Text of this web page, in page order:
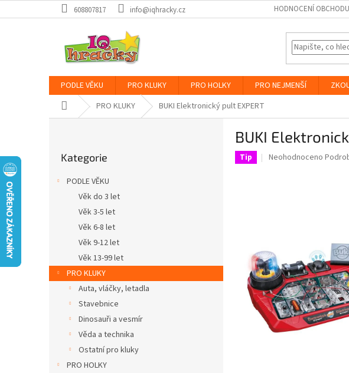
na
608807817 info@iqhracky.cz HODNOCENÍ OBCHODU
PODLE VĚKU PRO KLUKY PRO HOLKY PRO NEJMENŠÍ
Domů PRO KLUKY BUKI Elektronický pult EXPERT
n
e
kategorie
Kategorie
PODLE VĚKU
Věk do 3 let
Věk 3-5 let
Věk 6-8 let
Věk 9-12 let
Věk 13-99 let
PRO KLUKY
Auta, vláčky, letadla
Stavebnice
Dinosauři a vesmír
Věda a technika
Ostatní pro kluky
PRO HOLKY
BUKI
Tip
Průměrné
Neohodnoceno